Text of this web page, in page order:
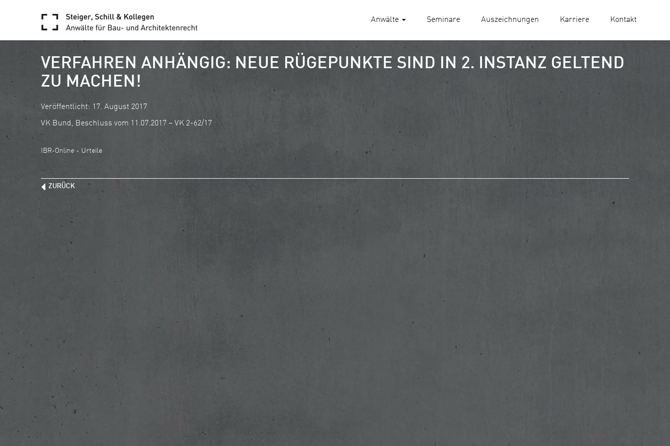
Anwälte Seminare Auszeichnungen Karriere Kontakt
VERFAHREN ANHÄNGIG: NEUE RÜGEPUNKTE SIND IN 2. INSTANZ GELTEND
ZU MACHEN!
Veröffentlicht: 17. August 2017
VK Bund, Beschluss vom 11.07.2017 – VK 2-62/17
IBR-Online - Urteile
ZURÜCK